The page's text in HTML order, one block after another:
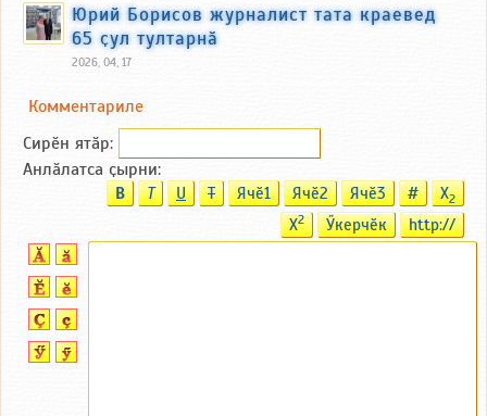
Юрий Борисов журналист тата краевед
65 ҫул тултарнӑ
2026, 04, 17
Комментариле
Сирӗн ятӑp:
Анлӑлатса ҫырни:
B T U T Ячӗ1 Ячӗ2 Ячӗ3 # X2
X2 Ӳкерчӗк http://